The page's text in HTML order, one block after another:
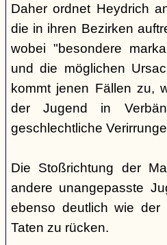
Daher ordnet Heydrich
die in ihren Bezirken
wobei "besondere
und die möglichen
kommt jenen Fällen zu,
der Jugend in
geschlechtliche
Die Stoßrichtung der
andere unangepasste
ebenso deutlich wie der
Taten zu rücken.